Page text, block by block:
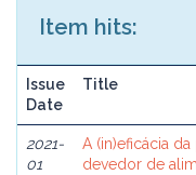
Item hits:
Issue
Date
Title
2021-
01
A (in)eficácia
devedor de